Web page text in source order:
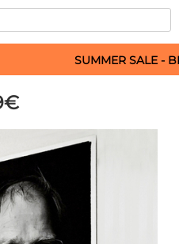
SUMMER SALE -